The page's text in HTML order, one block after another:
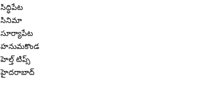
సిద్ధిపేట
సినిమా
సూర్యాపేట
హనుమకొండ
హెల్త్ టిప్స్
హైదరాబాద్